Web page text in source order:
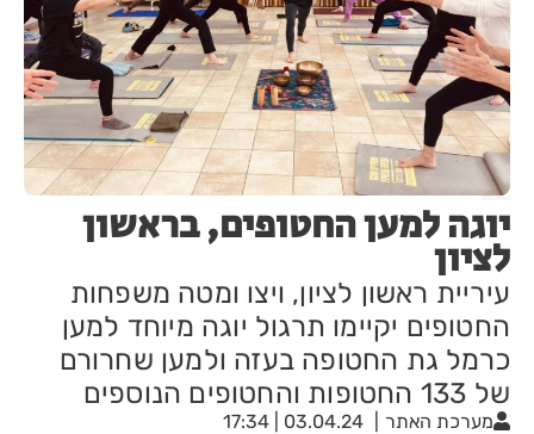
יוגה למען החטופים, בראשון
לציון
עיריית ראשון לציון, ויצו ומטה משפחות
החטופים יקיימו תרגול יוגה מיוחד למען
כרמל גת החטופה בעזה ולמען שחרורם
של 133 החטופות והחטופים הנוספים
מערכת האתר 03.04.24 | 17:34